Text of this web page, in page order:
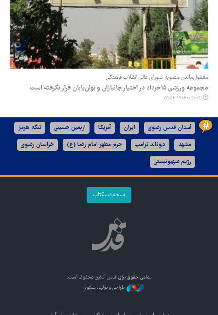
مغفول‌ماندن مصوبه شورای عالی انقلاب فرهنگی
مجموعه ورزشی ۱۵خرداد در اختیار جانبازان و توان‌یابان قرار نگرفته است
۱۴۰۴-۰۵-۲۱ ۰۷:۵۴
آستان قدس رضوی ایران آمریکا اربعین حسینی تنگه هرمز
مشهد دونالد ترامپ حرم مطهر امام رضا (ع) خراسان رضوی
رژیم صهیونیستی
نسخه دسکتاپ
تمامی حقوق برای قدس آنلاین محفوظ است.
طراحی و تولید: نستوه